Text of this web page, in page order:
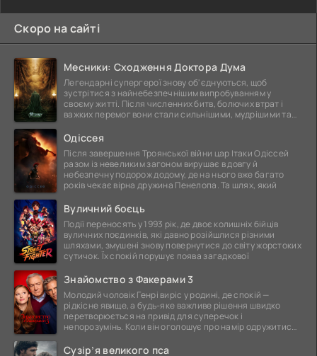
Скоро на сайті
Месники: Сходження Доктора Дума
Легендарні супергерої знову об'єднуються, щоб
зустрітися з найнебезпечнішим випробуванням у
своєму житті. Після численних битв, болючих втрат і
важких перемог вони стали сильнішими, мудрішими та
Одіссея
Після завершення Троянської війни цар Ітаки Одіссей
разом із невеликим загоном вирушає в довгу й
небезпечну подорож додому, де на нього вже багато
років чекає вірна дружина Пенелопа. Та шлях, який
Вуличний боєць
Події переносять у 1993 рік, де двоє колишніх бійців
вуличних поєдинків, які давно розійшлися різними
шляхами, змушені знову повернутися до світу жорстоких
сутичок. Їх спокій порушує поява загадкової
Знайомство з Факерами 3
Молодий чоловік Генрі виріс у родині, де спокій —
рідкісне явище, а будь-яке важливе рішення швидко
перетворюється на привід для суперечок і
непорозумінь. Коли він оголошує про намір одружитися,
Сузір’я великого пса